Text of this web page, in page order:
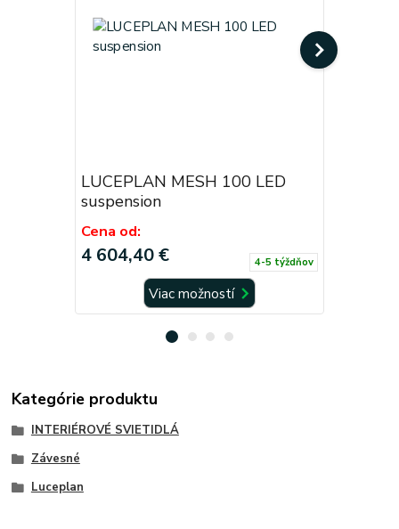
LUCEPLAN MESH 100 LED
suspension
Cena od:
4 604,40 € 4-5 týždňov
Viac možností
Kategórie produktu
INTERIÉROVÉ SVIETIDLÁ
Závesné
Luceplan